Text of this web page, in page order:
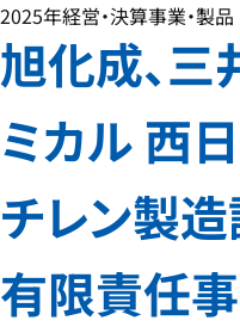
2025年経営・決算事業・製品
旭化成、三
ミカル 西
チレン製
有限責任事